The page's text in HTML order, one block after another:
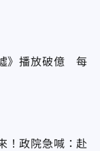
》播放破億 每
！政院急喊：赴